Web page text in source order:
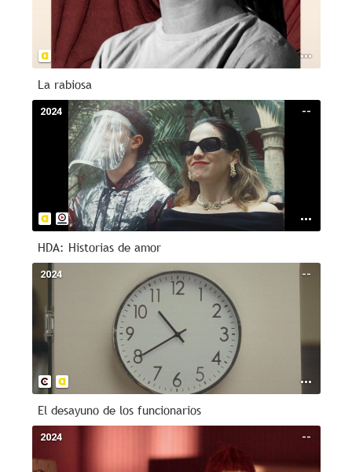
La rabiosa
--
2024
HDA: Historias de amor
--
2024
El desayuno de los funcionarios
--
2024